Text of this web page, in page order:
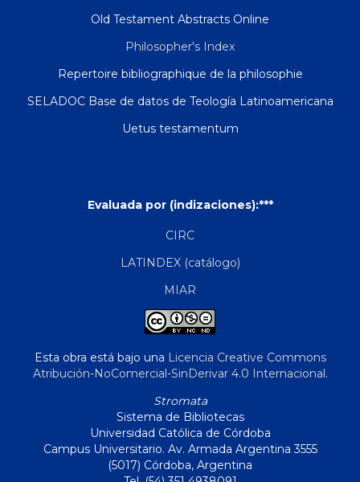
Old Testament Abstracts Online
Philosopher's Index
Repertoire bibliographique de la philosophie
SELADOC Base de datos de Teología Latinoamericana
Uetus testamentum
Evaluada por (indizaciones):***
CIRC
LATINDEX (catálogo)
MIAR
Esta obra está bajo una Licencia Creative Commons
Atribución-NoComercial-SinDerivar 4.0 Internacional.
Stromata
Sistema de Bibliotecas
Universidad Católica de Córdoba
Campus Universitario. Av. Armada Argentina 3555
(5017) Córdoba, Argentina